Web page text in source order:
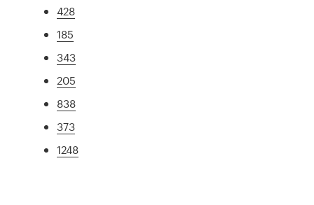
428
185
343
205
838
373
1248